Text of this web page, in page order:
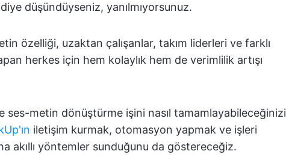
düşündüyseniz, yanılmıyorsunuz.
özelliği, uzaktan çalışanlar, takım liderleri ve farklı
herkes için hem kolaylık hem de verimlilik artışı
ses-metin dönüştürme işini nasıl tamamlayabileceğinizi
iletişim kurmak, otomasyon yapmak ve işleri
akıllı yöntemler sunduğunu da göstereceğiz.